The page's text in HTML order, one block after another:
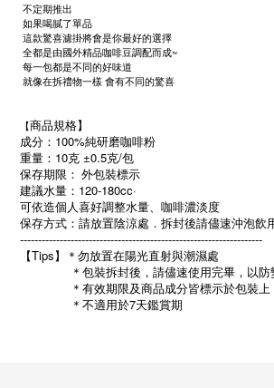
不定期推出
如果喝膩了單品
這款驚喜濾掛將會是你最好的選擇
全都是由國外精品咖啡豆調配而成~
每一包都是不同的好味道
就像在拆禮物一樣 會有不同的驚喜
【商品規格】
成分：100%純研磨咖啡粉
重量：10克 ±0.5克/包
保存期限： 外包裝標示
建議水量：120-180cc·
可依造個人喜好調整水量、咖啡濃淡度
保存方式：請放置陰涼處．拆封後請儘速沖泡飲
-------------------------------------------------------------------
【Tips】＊勿放置在陽光直射與潮濕處
＊包裝拆封後，請儘速使用完畢，以
              ＊有效期限及商品成分皆標示於包裝上
              ＊不適用於7天鑑賞期